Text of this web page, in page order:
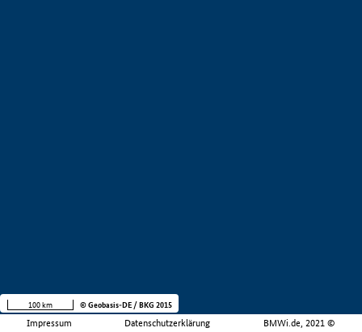
Impressum Datenschutzerklärung BMWi.de, 2021 ©
100 km © Geobasis-DE / BKG 2015